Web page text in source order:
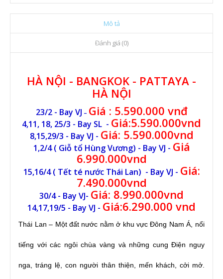
Mô tả
Đánh giá (0)
HÀ NỘI - BANGKOK - PATTAYA -
HÀ NỘI
23/2 - Bay VJ – Giá : 5.590.000 vnđ
4,11, 18, 25/3 - Bay SL - Giá:5.590.000vnd
8,15,29/3 - Bay VJ - Giá: 5.590.000vnd
1,2/4 ( Giỗ tổ Hùng Vương) - Bay VJ - Giá
6.990.000vnd
15,16/4 ( Tết té nước Thái Lan) - Bay VJ - Giá:
7.490.000vnd
30/4 - Bay VJ- Giá: 8.990.000vnd
14,17,19/5 - Bay VJ - Giá:6.290.000 vnd
Thái Lan – Một đất nước nằm ở khu vực Đông Nam Á, nổi
tiếng với các ngôi chùa vàng và những cung Điện nguy
nga, tráng lệ, con người thân thiện, mến khách, cởi mở.